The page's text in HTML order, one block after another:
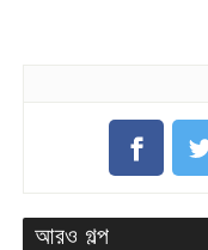
আরও গল্প